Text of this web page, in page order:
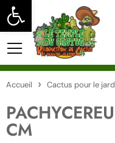
Accueil Cactus pour le
CM
Ouvrir la barre d’outils